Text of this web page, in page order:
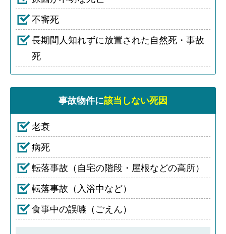
不審死
長期間人知れずに放置された自然死・事故
死
事故物件に該当しない死因
老衰
病死
転落事故（自宅の階段・屋根などの高所）
転落事故（入浴中など）
食事中の誤嚥（ごえん）